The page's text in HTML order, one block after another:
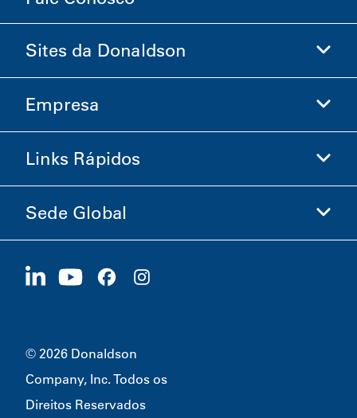
Sites da Donaldson
Donaldson Life Sciences
Empresa
Informações sobre a Empresa
Carreiras
Links Rápidos
Investidores
Sustentabilidade
Sede Global
1400 W 94th Street
© 2026 Donaldson
Company, Inc. Todos os
Direitos Reservados